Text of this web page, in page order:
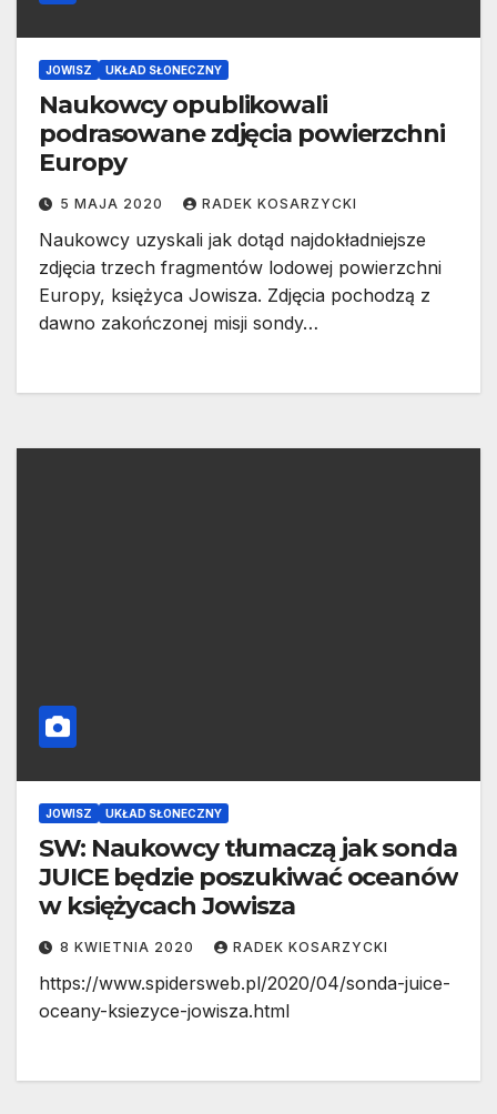
JOWISZ UKŁAD SŁONECZNY
Naukowcy opublikowali
podrasowane zdjęcia powierzchni
Europy
5 MAJA 2020 RADEK KOSARZYCKI
Naukowcy uzyskali jak dotąd najdokładniejsze
zdjęcia trzech fragmentów lodowej powierzchni
Europy, księżyca Jowisza. Zdjęcia pochodzą z
dawno zakończonej misji sondy…
JOWISZ UKŁAD SŁONECZNY
SW: Naukowcy tłumaczą jak sonda
JUICE będzie poszukiwać oceanów
w księżycach Jowisza
8 KWIETNIA 2020 RADEK KOSARZYCKI
https://www.spidersweb.pl/2020/04/sonda-juice-
oceany-ksiezyce-jowisza.html